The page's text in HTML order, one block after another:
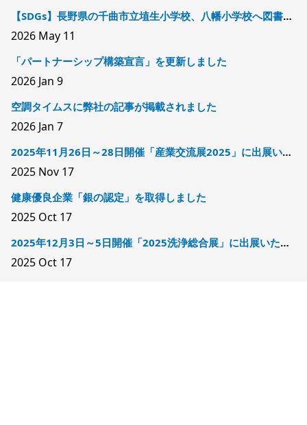
【SDGs】長野県の千曲市立埴生小学校、八幡小学校へ図書を寄贈しました
2026 May 11
「パートナーシップ構築宣言」を更新しました
2026 Jan 9
空調タイムスに弊社の記事が掲載されました
2026 Jan 7
2025年11月26日～28日開催「産業交流展2025」に出展いたします
2025 Nov 17
健康優良企業「銀の認定」を取得しました
2025 Oct 17
2025年12月3日～5日開催「2025洗浄総合展」に出展いたします
2025 Oct 17